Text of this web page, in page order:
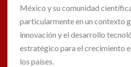
México y su comunidad
particularmente en un contexto
innovación y el desarrollo
estratégico para el crecimiento
los países.